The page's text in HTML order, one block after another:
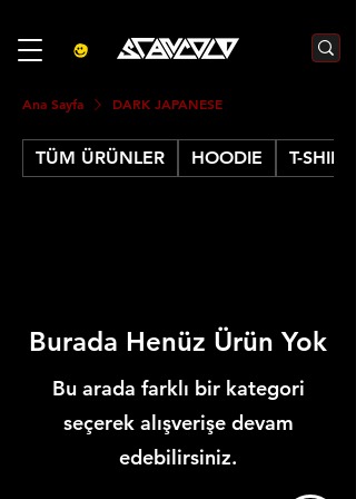
Ana Sayfa DARK JAPANESE
TÜM ÜRÜNLER HOODIE T-SHIRT
Burada Henüz Ürün Yok
Bu arada farklı bir kategori
seçerek alışverişe devam
edebilirsiniz.